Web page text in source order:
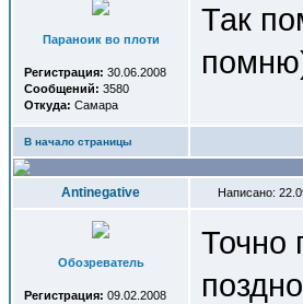
Параноик во плоти
Регистрация: 30.06.2008
Сообщений: 3580
Откуда: Самара
Так
В начало страницы
Antinegative Написано:
Обозреватель
Регистрация: 09.02.2008
Точно